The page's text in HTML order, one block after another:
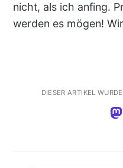
nicht, als ich anfing.
werden es mögen!
DIESER ARTIKEL